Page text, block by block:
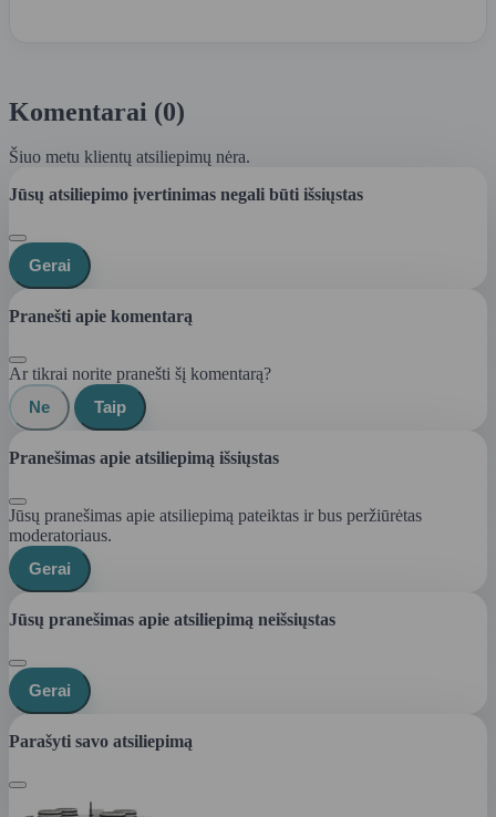
Komentarai (0)
Šiuo metu klientų atsiliepimų nėra.
Jūsų atsiliepimo įvertinimas negali būti išsiųstas
Gerai
Pranešti apie komentarą
Ar tikrai norite pranešti šį komentarą?
Ne
Taip
Pranešimas apie atsiliepimą išsiųstas
Jūsų pranešimas apie atsiliepimą pateiktas ir bus peržiūrėtas
moderatoriaus.
Gerai
Jūsų pranešimas apie atsiliepimą neišsiųstas
Gerai
Parašyti savo atsiliepimą